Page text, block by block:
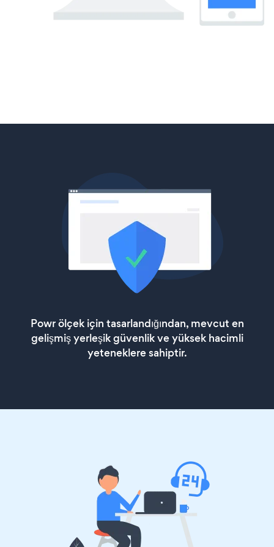
Powr ölçek için tasarlandığından, mevcut en
gelişmiş yerleşik güvenlik ve yüksek hacimli
yeteneklere sahiptir.